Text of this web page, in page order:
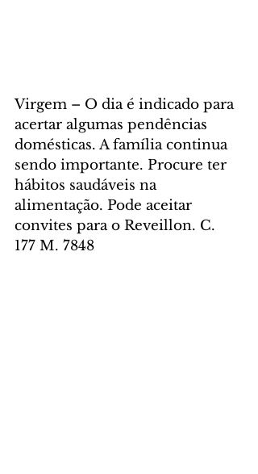
Virgem – O dia é indicado para
acertar algumas pendências
domésticas. A família continua
sendo importante. Procure ter
hábitos saudáveis na
alimentação. Pode aceitar
convites para o Reveillon. C.
177 M. 7848